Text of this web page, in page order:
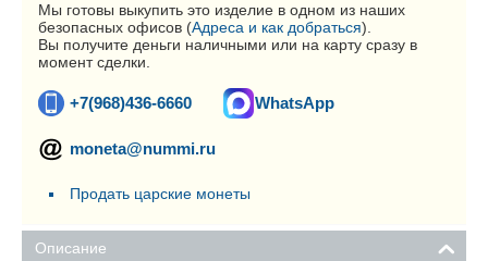
Мы готовы выкупить это изделие в одном из наших
безопасных офисов (Адреса и как добраться).
Вы получите деньги наличными или на карту сразу в
момент сделки.
+7(968)436-6660 WhatsApp
moneta@nummi.ru
Продать царские монеты
Описание